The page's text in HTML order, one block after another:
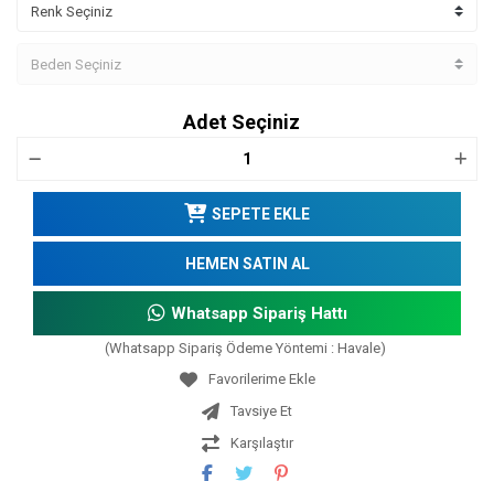
Adet Seçiniz
SEPETE EKLE
HEMEN SATIN AL
Whatsapp Sipariş Hattı
(Whatsapp Sipariş Ödeme Yöntemi : Havale)
Tavsiye Et
Karşılaştır